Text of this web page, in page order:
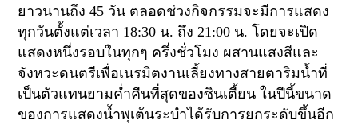
ยาวนานถึง45 วัน ตลอดช่วงกิจกรรมจะมีการแสดง
ทุกวันตั้งแต่เวลา 18:30 น. ถึง21:00 น. โดยจะเปิด
แสดงหนึ่งรอบในทุกๆ ครึ่งชั่วโมง ผสานแสงสีและ
จังหวะดนตรีเพื่อเนรมิตงานเลี้ยงทางสายตาริมน้ำที่
เป็นตัวแทนยามค่ำคืนที่สุดของซินเตี้ยน ในปีนี้ขนาด
ของการแสดงน้ำพุเต้นระบำได้รับการยกระดับขึ้นอีก